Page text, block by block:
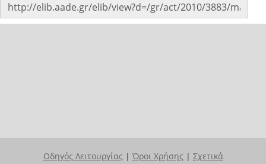
Οδηγός Λειτουργίας | Όροι Χρήσης | Σχετικά